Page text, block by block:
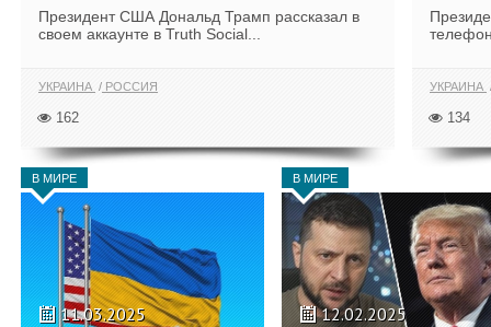
Президент США Дональд Трамп рассказал в
своем аккаунте в Truth Social...
УКРАИНА РОССИЯ
162
УКРАИНА
134
В МИРЕ
11.03.2025
В МИРЕ
12.02.2025